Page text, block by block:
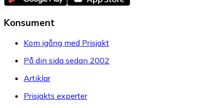
Konsument
Kom igång med Prisjakt
På din sida sedan 2002
Artiklar
Prisjakts experter